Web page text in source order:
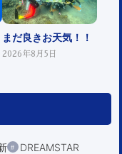
まだ良きお天気！！
2026年8月5日
DREAMSTAR